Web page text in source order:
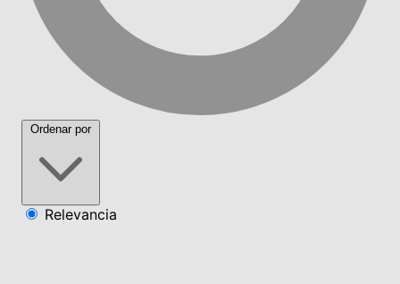
Ordenar por
Relevancia